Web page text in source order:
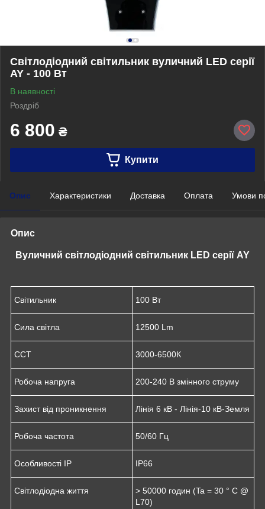
Світлодіодний світильник вуличний LED серії
AY - 100 Вт
В наявності
Роздріб
6 800 ₴
Купити
Опис Характеристики Доставка Оплата Умови
Опис
Вуличний світлодіодний світильник LED серії AY
Світильник 100 Вт
Сила світла 12500 Lm
CCT 3000-6500К
Робоча напруга 200-240 В змінного струму
Захист від проникнення Лінія 6 кВ - Лінія-10 кВ-Земля
Робоча частота 50/60 Гц
Особливості IP IP66
Світлодіодна життя
> 50000 годин (Ta = 30 ° C @
L70)